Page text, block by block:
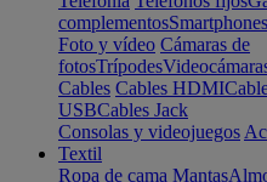
complementosSmartphones
Foto y vídeo Cámaras de
fotosTrípodes
Cables Cables HDMI
USBCables Jack
Consolas y videojuegos
Textil
Ropa de cama Mantas